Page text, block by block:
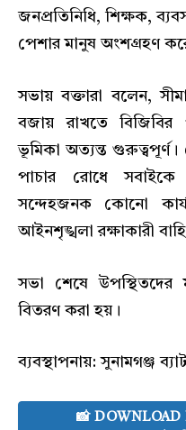
জনপ্রতিনিধি, শিক্ষক,
পেশার মানুষ অংশগ্রহণ
সভায় বক্তারা বলেন,
বজায় রাখতে বিজিবির
ভূমিকা অত্যন্ত গুরুত্বপূর্ণ।
পাচার রোধে
সন্দেহজনক কোনো
আইনশৃঙ্খলা রক্ষাকারী
সভা শেষে
বিতরণ করা হয়।
ব্যবস্থাপনায়: সুনামগঞ্জ
📸 DOWNLOAD